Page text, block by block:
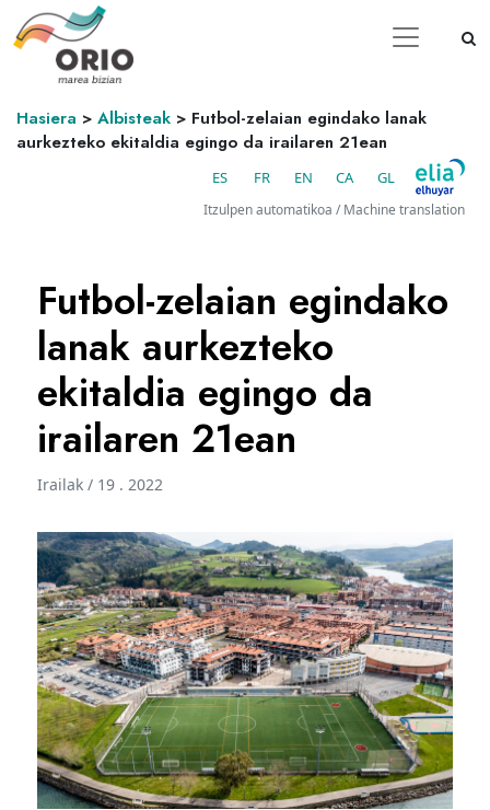
Hasiera > Albisteak > Futbol-zelaian egindako lanak
aurkezteko ekitaldia egingo da irailaren 21ean
ES FR EN CA GL
Itzulpen automatikoa / Machine translation
Futbol-zelaian egindako
lanak aurkezteko
ekitaldia egingo da
irailaren 21ean
Irailak / 19 . 2022